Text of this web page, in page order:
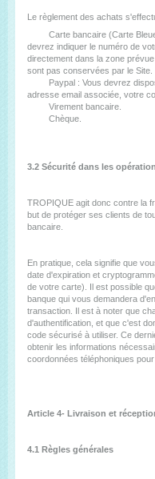
Le règlement des achats
Carte bancaire (Carte Bleue,
devrez indiquer le numéro de
directement dans la zone
sont pas conservées par le Site.
Paypal : Vous devrez
adresse email associée, votre
Virement bancaire.
Chèque.
3.2 Sécurité dans les
TROPIQUE agit donc contre la
but de protéger ses clients de
bancaire.
En pratique, cela signifie que
date d'expiration et
de votre carte). Il est possible
banque qui vous demandera
transaction. Il est à noter que
d'authentification, et que c'est
code sécurisé à utiliser. Ce
obtenir les informations
coordonnées téléphoniques
Article 4- Livraison et
4.1 Règles générales